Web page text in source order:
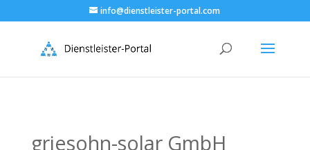
info@dienstleister-portal.com
griesohn-solar GmbH